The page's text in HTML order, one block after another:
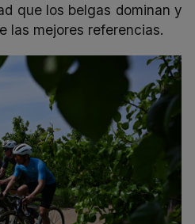
que los belgas dominan y
las mejores referencias.